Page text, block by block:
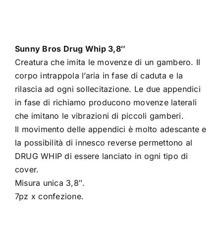
Sunny Bros Drug Whip 3,8″
Creatura che imita le movenze di un gambero. Il
corpo intrappola l’aria in fase di caduta e la
rilascia ad ogni sollecitazione. Le due appendici
in fase di richiamo producono movenze laterali
che imitano le vibrazioni di piccoli gamberi.
Il movimento delle appendici è molto adescante e
la possibilità di innesco reverse permettono al
DRUG WHIP di essere lanciato in ogni tipo di
cover.
Misura unica 3,8″.
7pz x confezione.